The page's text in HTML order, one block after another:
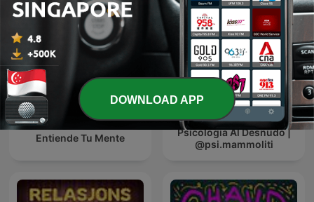
Entiende Tu Mente
Psicologia Al Desnudo |
@psi.mammoliti
DOWNLOAD APP